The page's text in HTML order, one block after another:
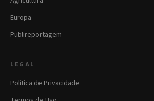
Europa
Publireportagem
LEGAL
Política de Privacidade